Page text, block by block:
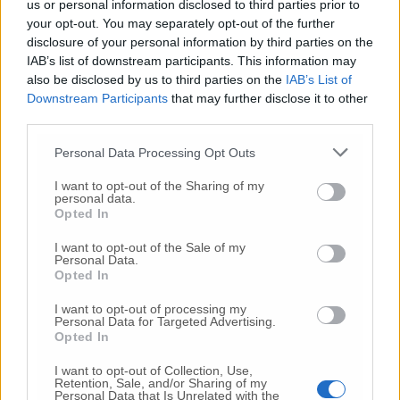
us or personal information disclosed to third parties prior to
your opt-out. You may separately opt-out of the further
disclosure of your personal information by third parties on the
IAB’s list of downstream participants. This information may
also be disclosed by us to third parties on the IAB’s List of
Downstream Participants that may further disclose it to other
Personal Data Processing Opt Outs
I want to opt-out of the Sharing of my
personal data.
Opted In
I want to opt-out of the Sale of my
Personal Data.
Opted In
I want to opt-out of processing my
Personal Data for Targeted Advertising.
Opted In
I want to opt-out of Collection, Use,
Retention, Sale, and/or Sharing of my
Personal Data that Is Unrelated with the
piccola attività artigianale, la fabbricazione
di seggiole pieghevoli in legno. La madre
Geltrude Zagaglia anche lei contadina e
impegnata nella gestione della casa con i suoi
quattro figli: Giuseppe classe 1912, Pierina del
1914, Tullia Annunziata nata il 28 novembre
del 1916, e Maria – la più piccola – classe 1917.
Come la sorte toccata alla maggior parte delle
sue coetanee di quel tempo (anni ‘30 ), Maria,
dopo una breve frequentazione della scuola
dell’obbligo ( con l’acquisizione della V
elementare) giovanissima, prende la via del
lavoro: quello di perpetua. E per il lavoro ha
rinunciato a tutto, anche a costituire una sua
famiglia Non si è mai sposata e non ha figli.
Nella sua vita ha fatto la “perpetua” prima di
don Alfonso Fanesi, storico sacerdote di San